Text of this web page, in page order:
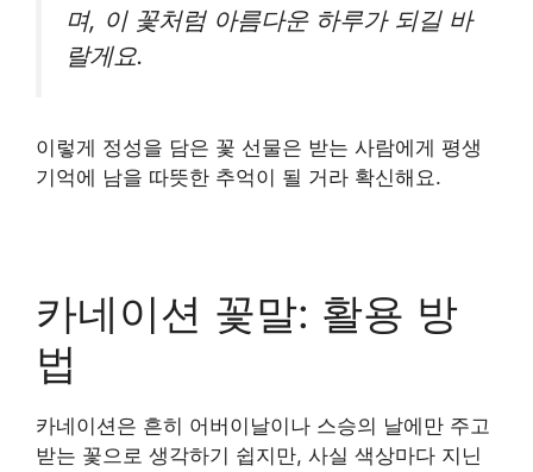
며, 이 꽃처럼 아름다운 하루가 되길 바
랄게요.
이렇게 정성을 담은 꽃 선물은 받는 사람에게 평생
기억에 남을 따뜻한 추억이 될 거라 확신해요.
카네이션 꽃말: 활용 방
법
카네이션은 흔히 어버이날이나 스승의 날에만 주고
받는 꽃으로 생각하기 쉽지만, 사실 색상마다 지닌